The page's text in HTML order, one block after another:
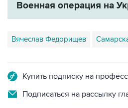
Вячеслав Федорищев
Подписаться на рассылку
Получать оперативные